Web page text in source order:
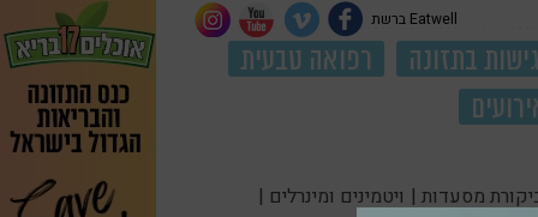
Eatwell ברשת
גישות בתזונה
רפואה טבעית
מסעדות | ויטמינים ומינרלים |